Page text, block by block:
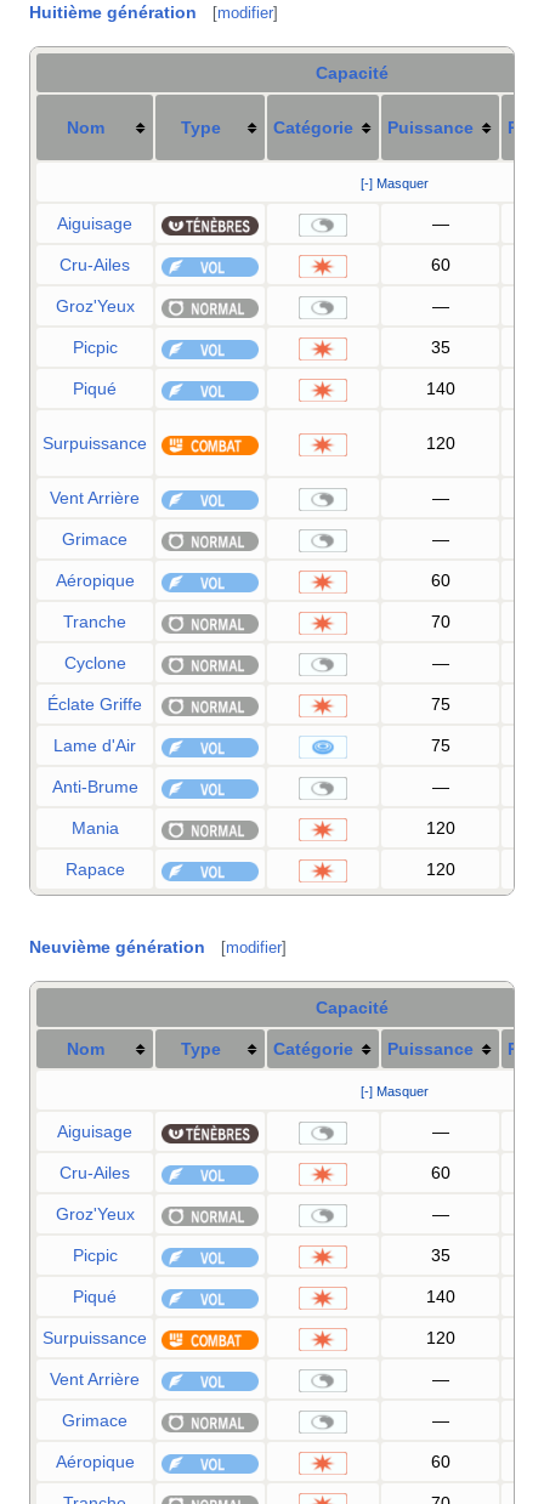
Huitième génération [modifier]
Capacité
Nom Type Catégorie Puissance
[-] Masquer
Aiguisage —
Cru-Ailes 60
Groz'Yeux —
Picpic 35
Piqué 140
Surpuissance 120
Vent Arrière —
Grimace —
Aéropique 60
Tranche 70
Cyclone —
Éclate Griffe 75
Lame d'Air 75
Anti-Brume —
Mania 120
Rapace 120
Neuvième génération [modifier]
Capacité
Nom Type Catégorie Puissance
[-] Masquer
Aiguisage —
Cru-Ailes 60
Groz'Yeux —
Picpic 35
Piqué 140
Surpuissance 120
Vent Arrière —
Grimace —
Aéropique 60